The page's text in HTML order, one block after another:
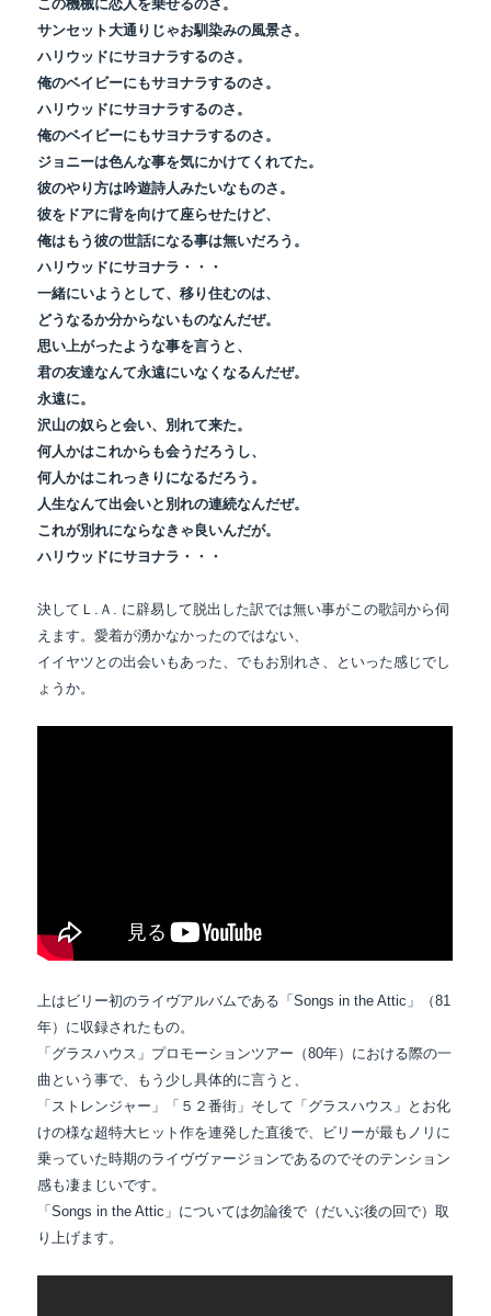
この機械に恋人を乗せるのさ。
サンセット大通りじゃお馴染みの風景さ。
ハリウッドにサヨナラするのさ。
俺のベイビーにもサヨナラするのさ。
ハリウッドにサヨナラするのさ。
俺のベイビーにもサヨナラするのさ。
ジョニーは色んな事を気にかけてくれてた。
彼のやり方は吟遊詩人みたいなものさ。
彼をドアに背を向けて座らせたけど、
俺はもう彼の世話になる事は無いだろう。
ハリウッドにサヨナラ・・・
一緒にいようとして、移り住むのは、
どうなるか分からないものなんだぜ。
思い上がったような事を言うと、
君の友達なんて永遠にいなくなるんだぜ。
永遠に。
沢山の奴らと会い、別れて来た。
何人かはこれからも会うだろうし、
何人かはこれっきりになるだろう。
人生なんて出会いと別れの連続なんだぜ。
これが別れにならなきゃ良いんだが。
ハリウッドにサヨナラ・・・
決してＬ.Ａ. に辟易して脱出した訳では無い事がこの歌詞から伺
えます。愛着が湧かなかったのではない、
イイヤツとの出会いもあった、でもお別れさ、といった感じでし
ょうか。
上はビリー初のライヴアルバムである「Songs in the Attic」（81
年）に収録されたもの。
「グラスハウス」プロモーションツアー（80年）における際の一
曲という事で、もう少し具体的に言うと、
「ストレンジャー」「５２番街」そして「グラスハウス」とお化
けの様な超特大ヒット作を連発した直後で、ビリーが最もノリに
乗っていた時期のライヴヴァージョンであるのでそのテンション
感も凄まじいです。
「Songs in the Attic」については勿論後で（だいぶ後の回で）取
り上げます。